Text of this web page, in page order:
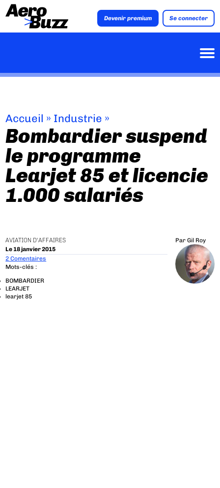
Devenir premium Se connecter
Accueil » Industrie »
Bombardier suspend
le programme
Learjet 85 et licencie
1.000 salariés
AVIATION D'AFFAIRES
Le 18 janvier 2015
Par Gil Roy
2 Comentaires
Mots-clés :
BOMBARDIER
LEARJET
learjet 85